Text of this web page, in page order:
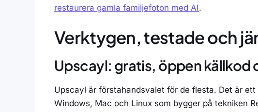
restaurera gamla familjefoton med AI.
Verktygen, testade och
Upscayl: gratis, öppen källkod
Upscayl är förstahandsvalet för de flesta. Det är
Windows, Mac och Linux som bygger på tekniken